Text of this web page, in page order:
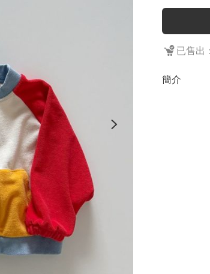
已售出
簡介